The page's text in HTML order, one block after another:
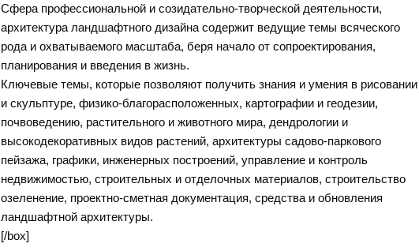
Сфера профессиональной и созидательно-творческой деятельности,
архитектура ландшафтного дизайна содержит ведущие темы всяческого
рода и охватываемого масштаба, беря начало от сопроектирования,
планирования и введения в жизнь.
Ключевые темы, которые позволяют получить знания и умения в рисовании
и скульптуре, физико-благорасположенных, картографии и геодезии,
почвоведению, растительного и животного мира, дендрологии и
высокодекоративных видов растений, архитектуры садово-паркового
пейзажа, графики, инженерных построений, управление и контроль
недвижимостью, строительных и отделочных материалов, строительство
озеленение, проектно-сметная документация, средства и обновления
ландшафтной архитектуры.
[/box]